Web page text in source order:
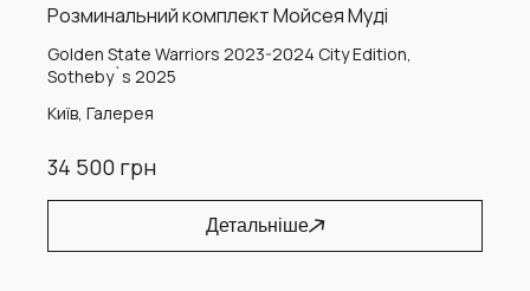
Розминальний комплект Мойсея Муді
Golden State Warriors 2023-2024 City Edition,
Sotheby`s 2025
Київ, Галерея
34 500 грн
Детальніше